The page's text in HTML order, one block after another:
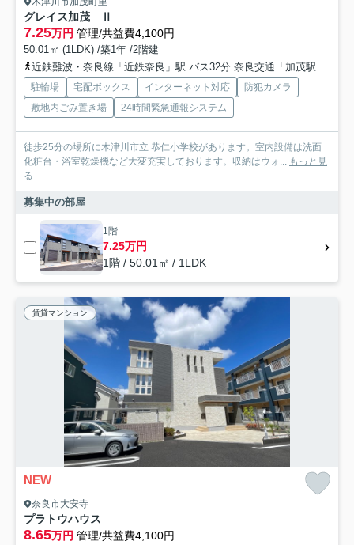
グレイス加茂 Ⅱ
7.25万円 管理/共益費4,100円
50.01㎡ (1LDK) /築1年 /2階建
近鉄難波・奈良線「近鉄奈良」駅 バス32分 奈良交通「加茂駅〔東口〕」 停歩13分
駐輪場 宅配ボックス インターネット対応
防犯カメラ
敷地内ごみ置き場
24時間緊急通報システム
徒歩25分の場所に木津川市立 恭仁小学校があります。室内設備は洗面
化粧台・浴室乾燥機など大変充実しております。収納はウォ... もっと見
る
募集中の部屋
1階
7.25万円
1階 / 50.01㎡ / 1LDK
賃貸マンション
NEW
奈良市大安寺
プラトウハウス
8.65万円 管理/共益費4,100円